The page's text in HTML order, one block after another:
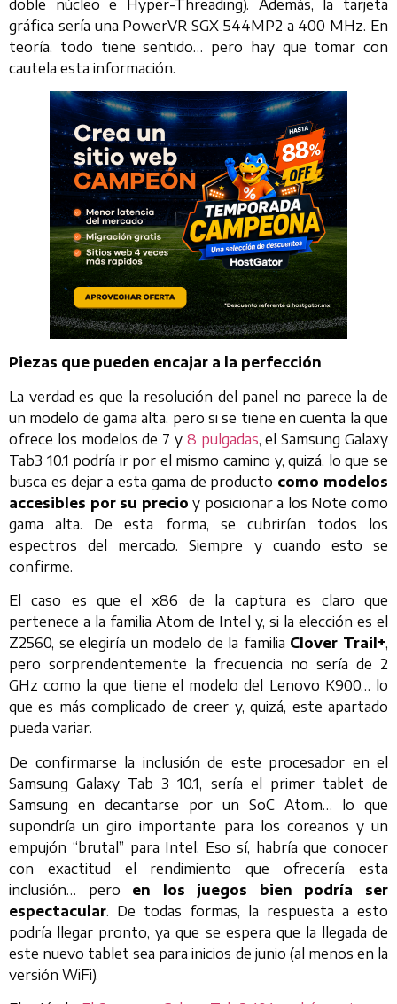
doble núcleo e Hyper-Threading). Además, la tarjeta
gráfica sería una PowerVR SGX 544MP2 a 400 MHz. En
teoría, todo tiene sentido… pero hay que tomar con
cautela esta información.
Piezas que pueden encajar a la perfección
La verdad es que la resolución del panel no parece la de
un modelo de gama alta, pero si se tiene en cuenta la que
ofrece los modelos de 7 y 8 pulgadas, el Samsung Galaxy
Tab3 10.1 podría ir por el mismo camino y, quizá, lo que se
busca es dejar a esta gama de producto como modelos
accesibles por su precio y posicionar a los Note como
gama alta. De esta forma, se cubrirían todos los
espectros del mercado. Siempre y cuando esto se
confirme.
El caso es que el x86 de la captura es claro que
pertenece a la familia Atom de Intel y, si la elección es el
Z2560, se elegiría un modelo de la familia Clover Trail+,
pero sorprendentemente la frecuencia no sería de 2
GHz como la que tiene el modelo del Lenovo K900… lo
que es más complicado de creer y, quizá, este apartado
pueda variar.
De confirmarse la inclusión de este procesador en el
Samsung Galaxy Tab 3 10.1, sería el primer tablet de
Samsung en decantarse por un SoC Atom… lo que
supondría un giro importante para los coreanos y un
empujón “brutal” para Intel. Eso sí, habría que conocer
con exactitud el rendimiento que ofrecería esta
inclusión… pero en los juegos bien podría ser
espectacular. De todas formas, la respuesta a esto
podría llegar pronto, ya que se espera que la llegada de
este nuevo tablet sea para inicios de junio (al menos en la
versión WiFi).